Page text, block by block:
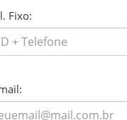
Fixo: